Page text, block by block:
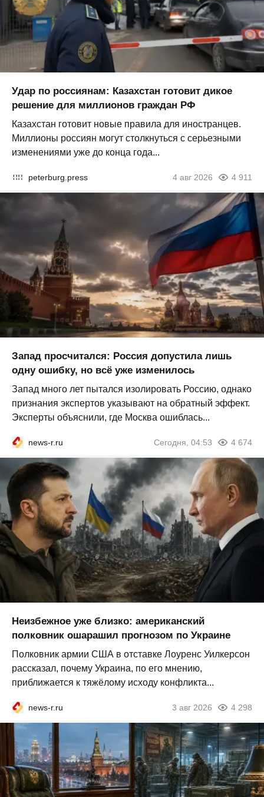
Удар по россиянам: Казахстан готовит дикое
решение для миллионов граждан РФ
Казахстан готовит новые правила для иностранцев.
Миллионы россиян могут столкнуться с серьезными
изменениями уже до конца года...
peterburg.press 4 авг 2026 4 911
Запад просчитался: Россия допустила лишь
одну ошибку, но всё уже изменилось
Запад много лет пытался изолировать Россию, однако
признания экспертов указывают на обратный эффект.
Эксперты объяснили, где Москва ошиблась...
news-r.ru Сегодня, 04:53 4 674
Неизбежное уже близко: американский
полковник ошарашил прогнозом по Украине
Полковник армии США в отставке Лоуренс Уилкерсон
рассказал, почему Украина, по его мнению,
приближается к тяжёлому исходу конфликта...
news-r.ru 3 авг 2026 4 298